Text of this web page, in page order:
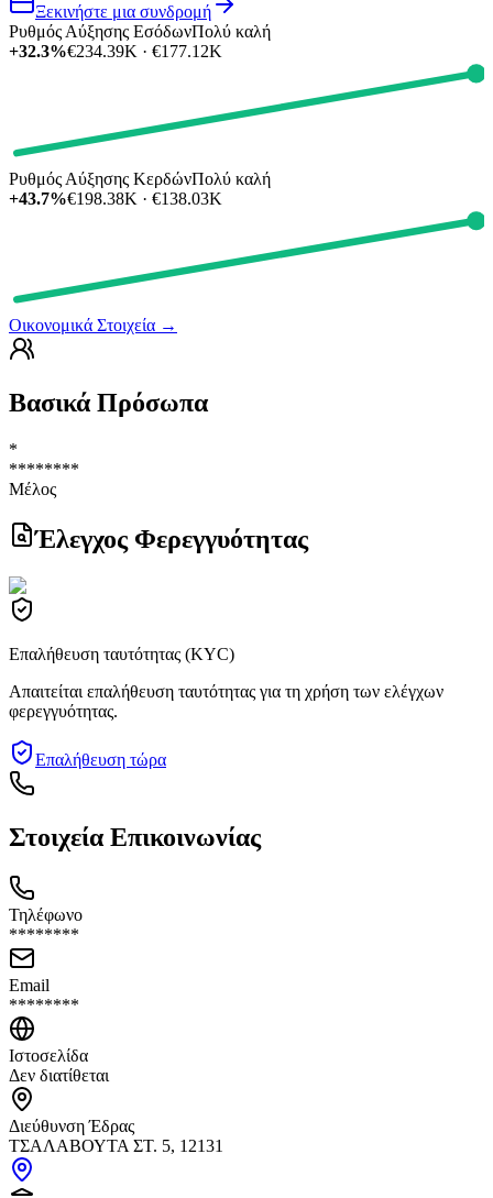
Ξεκινήστε μια συνδρομή
Ρυθμός Αύξησης ΕσόδωνΠολύ καλή
+32.3%€234.39K · €177.12K
Ρυθμός Αύξησης ΚερδώνΠολύ καλή
+43.7%€198.38K · €138.03K
Οικονομικά Στοιχεία →
Βασικά Πρόσωπα
*
********
Μέλος
Έλεγχος Φερεγγυότητας
Επαλήθευση ταυτότητας (KYC)
Απαιτείται επαλήθευση ταυτότητας για τη χρήση των ελέγχων
φερεγγυότητας.
Επαλήθευση τώρα
Στοιχεία Επικοινωνίας
Τηλέφωνο
********
Email
********
Ιστοσελίδα
Δεν διατίθεται
Διεύθυνση Έδρας
ΤΣΑΛΑΒΟΥΤΑ ΣΤ. 5, 12131